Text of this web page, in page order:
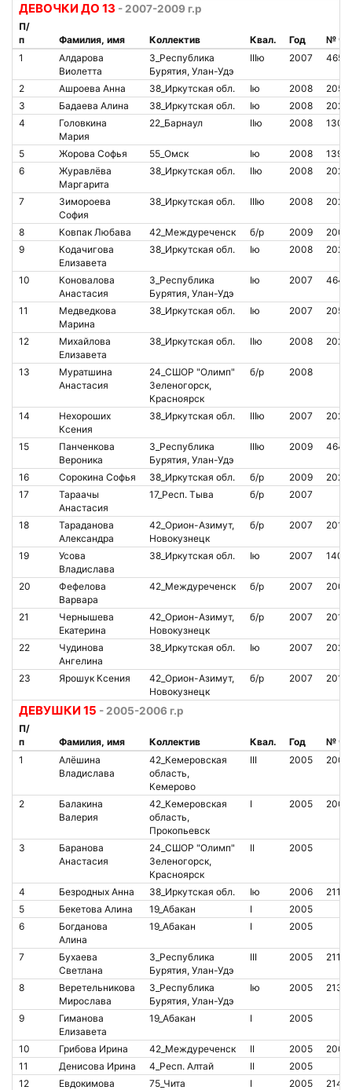
ДЕВОЧКИ ДО 13 - 2007-2009 г.р
П/
п
Фамилия, имя Коллектив Квал. Год
№
1
Алдарова
Виолетта
3_Республика
Бурятия, Улан-Удэ
IIIю 2007
2 Ашроева Анна 38_Иркутская обл. Iю 2008
3
Бадаева Алина 38_Иркутская обл. Iю 2008
4
Головкина
Мария
22_Барнаул IIю 2008
5 Жорова Софья 55_Омск Iю 2008
6
Журавлёва
Маргарита
38_Иркутская обл. IIю 2008
7
Зимороева
София
38_Иркутская обл. IIIю 2008
8 Ковпак Любава 42_Междуреченск б/р 2009
9
Кодачигова
Елизавета
38_Иркутская обл. Iю 2008
10
Коновалова
Анастасия
3_Республика
Бурятия, Улан-Удэ
Iю 2007
11
Медведкова
Марина
38_Иркутская обл. Iю 2007
12
Михайлова
Елизавета
38_Иркутская обл. IIю 2008
13
Муратшина
Анастасия
24_СШОР "Олимп"
Зеленогорск,
Красноярск
б/р 2008
14
Нехороших
Ксения
38_Иркутская обл. IIIю 2007
15
Панченкова
Вероника
3_Республика
Бурятия, Улан-Удэ
IIIю 2009
16 Сорокина Софья 38_Иркутская обл. б/р 2009
17
Тараачы
Анастасия
17_Респ. Тыва б/р 2007
18
Тараданова
Александра
42_Орион-Азимут,
Новокузнецк
б/р 2007
19
Усова
Владислава
38_Иркутская обл. Iю 2007
20
Фефелова
Варвара
42_Междуреченск б/р 2007
21
Чернышева
Екатерина
42_Орион-Азимут,
Новокузнецк
б/р 2007
22
Чудинова
Ангелина
38_Иркутская обл. Iю 2007
23 Ярошук Ксения
42_Орион-Азимут,
Новокузнецк
б/р 2007
ДЕВУШКИ 15 - 2005-2006 г.р
П/
п
Фамилия, имя Коллектив Квал. Год
№
1
Алёшина
Владислава
42_Кемеровская
область,
Кемерово
III 2005
2
Балакина
Валерия
42_Кемеровская
область,
Прокопьевск
I 2005
3
Баранова
Анастасия
24_СШОР "Олимп"
Зеленогорск,
Красноярск
II 2005
4 Безродных Анна 38_Иркутская обл. Iю 2006
5
Бекетова Алина 19_Абакан I
2005
6
Богданова
Алина
19_Абакан I 2005
7
Бухаева
Светлана
3_Республика
Бурятия, Улан-Удэ
III 2005
8
Веретельникова
Мирослава
3_Республика
Бурятия, Улан-Удэ
Iю 2005
9
Гиманова
Елизавета
19_Абакан I 2005
10 Грибова Ирина 42_Междуреченск II 2005
11
Денисова Ирина 4_Респ. Алтай II
2005
12
Евдокимова
75_Чита I 2005